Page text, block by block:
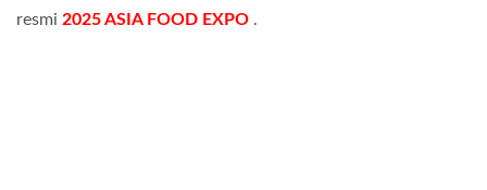
resmi 2025 ASIA FOOD EXPO .